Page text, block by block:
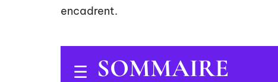
encadrent.
SOMMAIRE